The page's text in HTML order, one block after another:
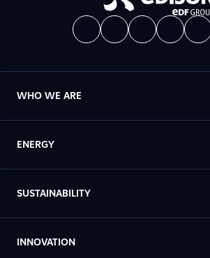
WHO WE ARE
ENERGY
SUSTAINABILITY
INNOVATION